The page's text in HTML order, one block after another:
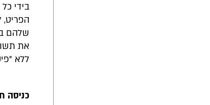
בידי
הפריט,
שלהם
את
ללא
כניסה